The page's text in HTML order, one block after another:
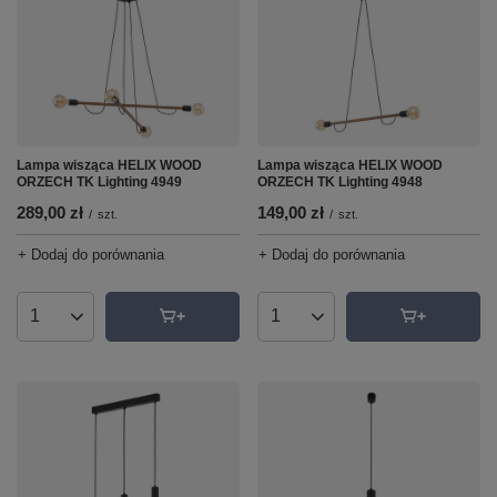
Lampa wisząca HELIX WOOD
ORZECH TK Lighting 4949
289,00 zł / szt.
+ Dodaj do porównania
Ilość produktów
Lampa wisząca HELIX WOOD
ORZECH TK Lighting 4948
149,00 zł / szt.
+ Dodaj do porównania
Ilość produktów